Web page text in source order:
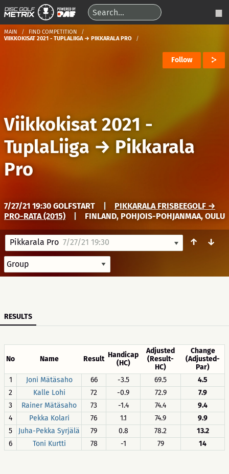
MAIN
FIND COMPETITION
VIIKKOKISAT 2021 - TUPLALIIGA → PIKKARALA PRO
Follow
Viikkokisat 2021 -
TuplaLiiga → Pikkarala
Pro
7/27/21 19:30 GOLFSTART
PIKKARALA FRISBEEGOLF →
PRO-RATA (2015)
FINLAND, POHJOIS-POHJANMAA, OULU
Pikkarala Pro 7/27/21 19:30 ↑ ↓
RESULTS
No Name Result Handicap
(HC)
Adjusted
(Result-
HC)
Change
(Adjusted-
Par)
1
Joni Mätäsaho 66 -3.5 69.5
4.5
2
Kalle Lohi 72 -0.9 72.9
7.9
3
Rainer Mätäsaho 73 -1.4 74.4
9.4
4
Pekka Kolari 76 1.1 74.9
9.9
5
Juha-Pekka Syrjälä 79 0.8 78.2
13.2
6
Toni Kurtti 78 -1 79 14